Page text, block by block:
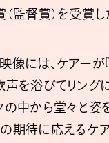
監督賞）を受賞し
像には、ケアーが
声を浴びてリング
の中から堂々と姿
期待に応えるケア